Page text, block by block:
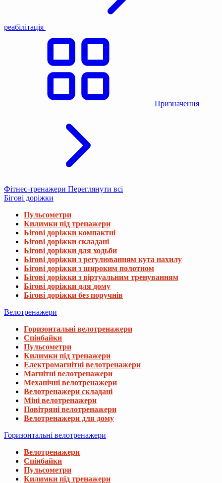
реабілітація
Призначення
Фітнес-тренажери Переглянути всі
Бігові доріжки
Пульсометри
Килимки під тренажери
Бігові доріжки компактні
Бігові доріжки складані
Бігові доріжки для ходьби
Бігові доріжки з регулюванням кута нахилу
Бігові доріжки з широким полотном
Бігові доріжки з віртуальним тренуванням
Бігові доріжки для дому
Бігові доріжки без поручнів
Велотренажери
Горизонтальні велотренажери
Спінбайки
Пульсометри
Килимки під тренажери
Електромагнітні велотренажери
Магнітні велотренажери
Механічні велотренажери
Велотренажери складані
Міні велотренажери
Повітряні велотренажери
Велотренажери для дому
Горизонтальні велотренажери
Велотренажери
Спінбайки
Пульсометри
Килимки під тренажери